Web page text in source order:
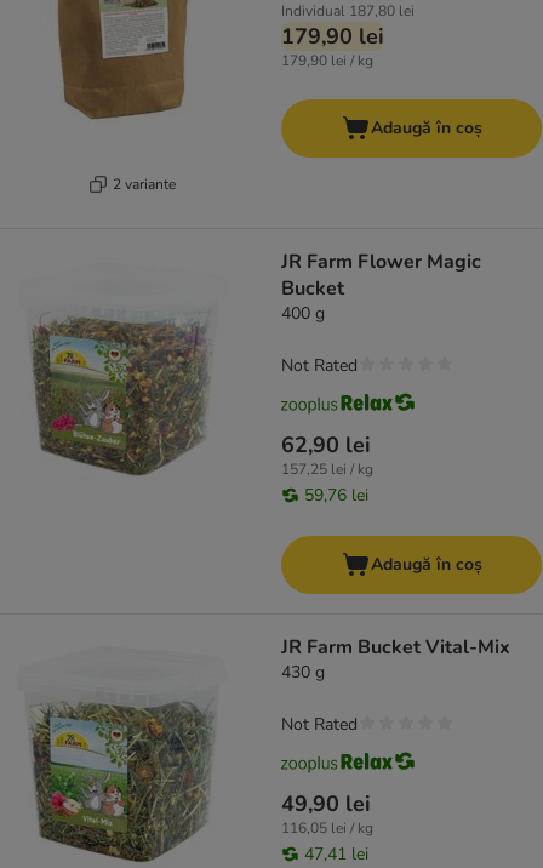
2 variante
Individual 187,80 lei
179,90 lei
179,90 lei / kg
Adaugă în coș
JR Farm Flower Magic
Bucket
400 g
62,90 lei
157,25 lei / kg
59,76 lei
Not Rated
Adaugă în coș
JR Farm Bucket Vital-Mix
430 g
49,90 lei
116,05 lei / kg
47,41 lei
Not Rated